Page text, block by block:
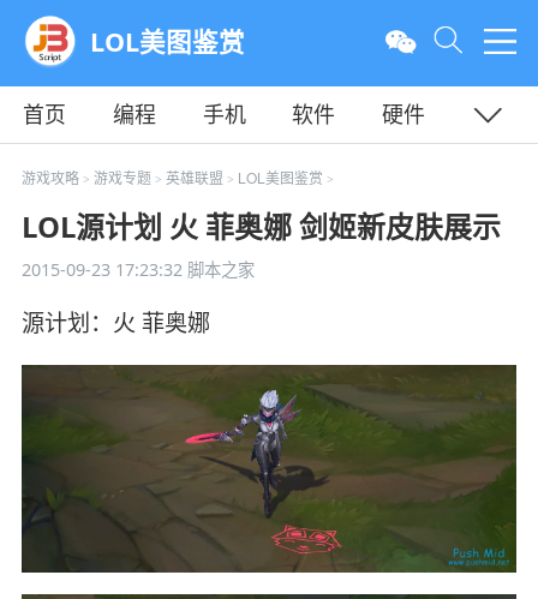
LOL美图鉴赏
首页 编程 手机 软件
硬件
教程
平面 服务器
游戏攻略> 游戏专题 > 英雄联盟 > LOL美图鉴赏 >
LOL源计划 火 菲奥娜 剑姬新皮肤展示
2015-09-23 17:23:32脚本之家
源计划：火 菲奥娜